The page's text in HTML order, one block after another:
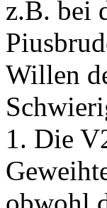
z.B. bei
Willen
1. Die